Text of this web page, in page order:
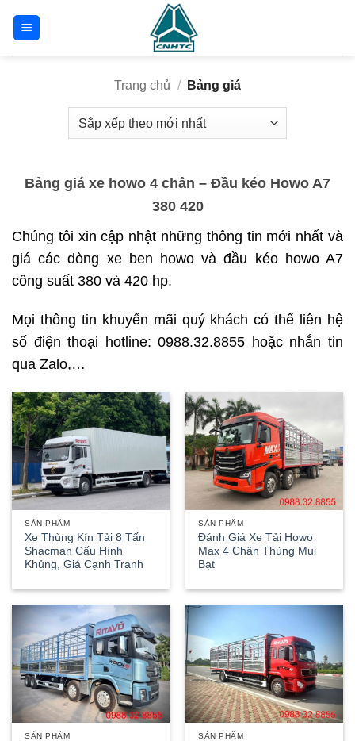
Trang chủ / Bảng giá
Bảng giá xe howo 4 chân – Đầu kéo Howo A7
380 420
Chúng tôi xin cập nhật những thông tin mới nhất và
giá các dòng xe ben howo và đầu kéo howo A7
công suất 380 và 420 hp.
Mọi thông tin khuyến mãi quý khách có thể liên hệ
số điện thoại hotline: 0988.32.8855 hoặc nhắn tin
qua Zalo,…
SẢN PHẨM
Xe Thùng Kín Tải 8 Tấn
Shacman Cấu Hình
Khủng, Giá Cạnh Tranh
SẢN PHẨM
Đánh Giá Xe Tải Howo
Max 4 Chân Thùng Mui
Bạt
SẢN PHẨM SẢN PHẨM